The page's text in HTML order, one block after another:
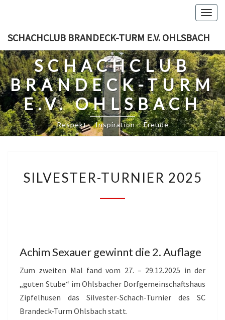
content
SCHACHCLUB BRANDECK-TURM E.V. OHLSBACH
SCHACHCLUB
BRANDECK-TURM
E.V. OHLSBACH
Respekt – Inspiration – Freude
TURNIER
SILVESTER-TURNIER 2025
Achim Sexauer gewinnt die 2. Auflage
Zum zweiten Mal fand vom 27. – 29.12.2025 in der
„guten Stube“ im Ohlsbacher Dorfgemeinschaftshaus
Zipfelhusen das Silvester-Schach-Turnier des SC
Brandeck-Turm Ohlsbach statt.